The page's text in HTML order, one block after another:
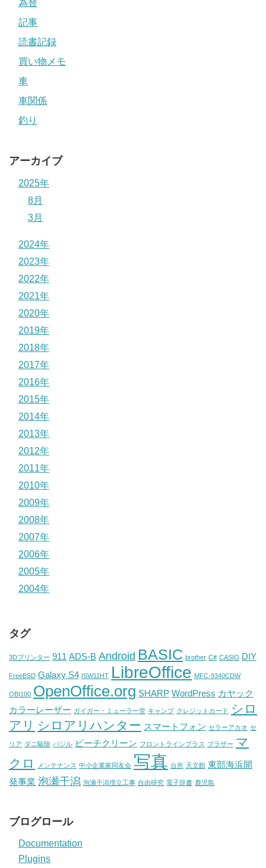
為替
記事
読書記録
買い物メモ
車
車関係
釣り
アーカイブ
2025年
8月
3月
2024年
2023年
2022年
2021年
2020年
2019年
2018年
2017年
2016年
2015年
2014年
2013年
2012年
2011年
2010年
2009年
2008年
2007年
2006年
2005年
2004年
タグ
3Dプリンター 911 ADS-B Android BASIC brother C# CASIO DIY
FreeBSD Galaxy S4 ISW11HT LibreOffice MFC-9340CDW
OBI100 OpenOffice.org SHARP WordPress カヤック
カラーレーザー ガイガー・ミューラー管 キャンプ クレジットカード シロ
アリ シロアリハンター スマートフォン セラーアカオ セ
リア ダニ駆除 バジル ビーチクリーン フロントラインプラス ブラザー マ
クロ
メンテナンス 中小企業家同友会 写真 台所 天文館 東部海浜開
発事業 泡瀬干潟 泡瀬干潟埋立工事 自由研究 電子辞書 鹿児島
ブログロール
Documentation
Plugins